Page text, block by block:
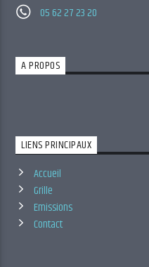
05 62 27 23 20
A PROPOS
LIENS PRINCIPAUX
Accueil
Grille
Emissions
Contact